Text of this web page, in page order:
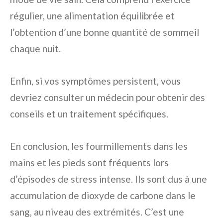
régulier, une alimentation équilibrée et
l’obtention d’une bonne quantité de sommeil
chaque nuit.
Enfin, si vos symptômes persistent, vous
devriez consulter un médecin pour obtenir des
conseils et un traitement spécifiques.
En conclusion, les fourmillements dans les
mains et les pieds sont fréquents lors
d’épisodes de stress intense. Ils sont dus à une
accumulation de dioxyde de carbone dans le
sang, au niveau des extrémités. C’est une